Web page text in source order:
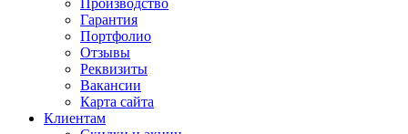
Производство
Гарантия
Портфолио
Отзывы
Реквизиты
Вакансии
Карта сайта
Клиентам